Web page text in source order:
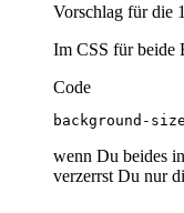
Vorschlag für die
Im CSS für beide
Code
background-
wenn Du beides
verzerrst Du nur